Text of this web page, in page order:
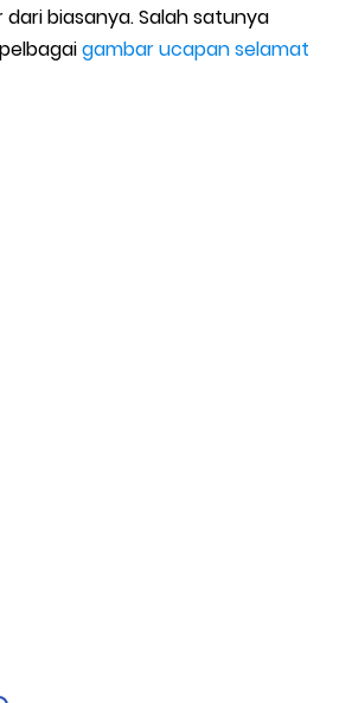
dari biasanya. Salah satunya
gambar ucapan selamat